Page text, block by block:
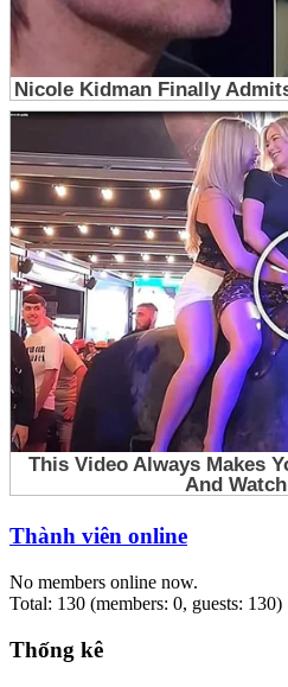
Thành viên online
No members online now.
Total: 130 (members: 0, guests: 130)
Thống kê